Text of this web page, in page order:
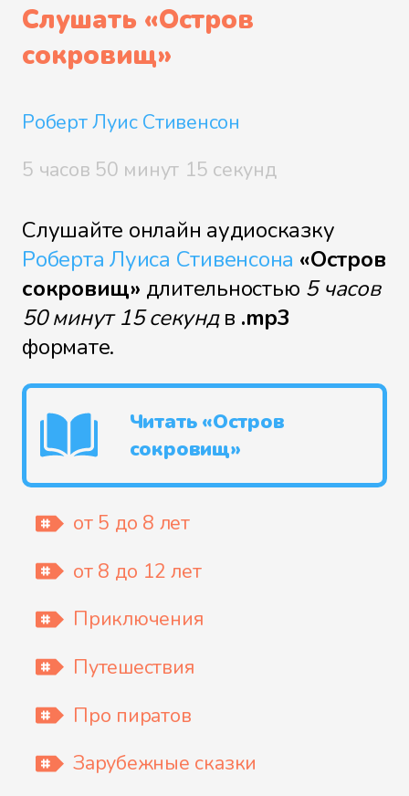
Файл 6
Файл 7
Файл 8
Файл 9
Файл 10
Файл 13
Слушать «Остров
сокровищ»
Роберт Луис Стивенсон
5 часов 50 минут 15 секунд
Слушайте онлайн аудиосказку
Роберта Луиса Стивенсона «Остров
сокровищ» длительностью 5 часов
50 минут 15 секундв .mp3
формате.
Читать «Остров
сокровищ»
от 5 до 8 лет
от 8 до 12 лет
Приключения
Путешествия
Про пиратов
Зарубежные сказки